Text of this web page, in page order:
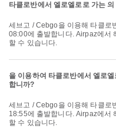
타클로반에서 엘로엘로로 가는
세브고 / Cebgo을 이용해 타클로반에서 엘로엘로로 가는 가장 이른 항공편은
08:00에 출발합니다. Airpaz에서
할 수 있습니다.
을 이용하여 타클로반에서 엘로
합니까?
세브고 / Cebgo을 이용해 타클로반에서 엘로엘로로 가는 가장 늦은 항공편은
18:55에 출발합니다. Airpaz에서
할 수 있습니다.